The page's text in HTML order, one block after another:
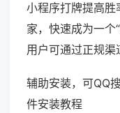
小程序打牌提高
家，快速成为一个
用户可通过正规渠
辅助安装，可QQ
件安装教程